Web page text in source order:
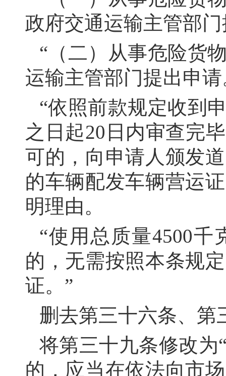
政府交通运输主管部
“（二）从事危险货
运输主管部门提出申
“依照前款规定收到
之日起20日内审查完
可的，向申请人颁发
的车辆配发车辆营运
明理由。
“使用总质量4500
的，无需按照本条规
证。”
删去第三十六条、第
将第三十九条修改为
的，应当在依法向市